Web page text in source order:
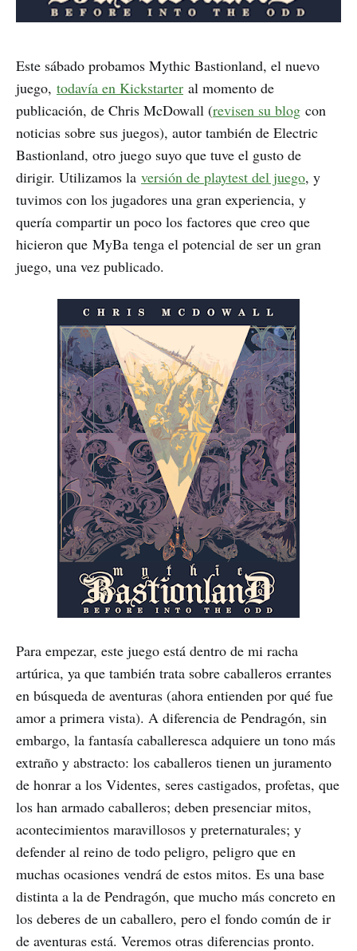
Este sábado probamos Mythic Bastionland, el nuevo
juego, todavía en Kickstarter al momento de
publicación, de Chris McDowall (revisen su blog con
noticias sobre sus juegos), autor también de Electric
Bastionland, otro juego suyo que tuve el gusto de
dirigir. Utilizamos la versión de playtest del juego, y
tuvimos con los jugadores una gran experiencia, y
quería compartir un poco los factores que creo que
hicieron que MyBa tenga el potencial de ser un gran
juego, una vez publicado.
Para empezar, este juego está dentro de mi racha
artúrica, ya que también trata sobre caballeros errantes
en búsqueda de aventuras (ahora entienden por qué fue
amor a primera vista). A diferencia de Pendragón, sin
embargo, la fantasía caballeresca adquiere un tono más
extraño y abstracto: los caballeros tienen un juramento
de honrar a los Videntes, seres castigados, profetas, que
los han armado caballeros; deben presenciar mitos,
acontecimientos maravillosos y preternaturales; y
defender al reino de todo peligro, peligro que en
muchas ocasiones vendrá de estos mitos. Es una base
distinta a la de Pendragón, que mucho más concreto en
los deberes de un caballero, pero el fondo común de ir
de aventuras está. Veremos otras diferencias pronto.